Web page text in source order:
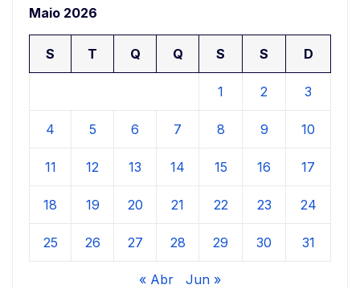
Maio 2026
S T Q Q S S D
1 2 3
4 5 6 7 8 9 10
11 12 13 14 15 16 17
18 19 20 21 22 23 24
25 26 27 28 29 30 31
« Abr Jun »